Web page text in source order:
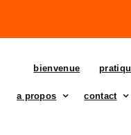
bienvenue
a propos contact